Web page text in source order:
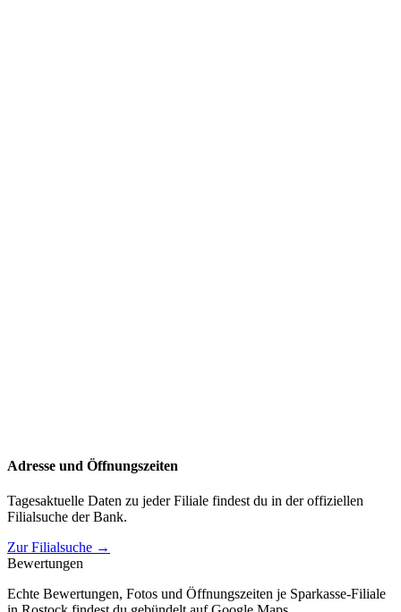
Adresse und Öffnungszeiten
Tagesaktuelle Daten zu jeder Filiale findest du in der offiziellen
Filialsuche der Bank.
Zur Filialsuche →
Bewertungen
Echte Bewertungen, Fotos und Öffnungszeiten je Sparkasse-Filiale